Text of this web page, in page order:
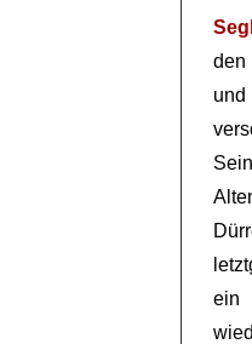
den
und
ein